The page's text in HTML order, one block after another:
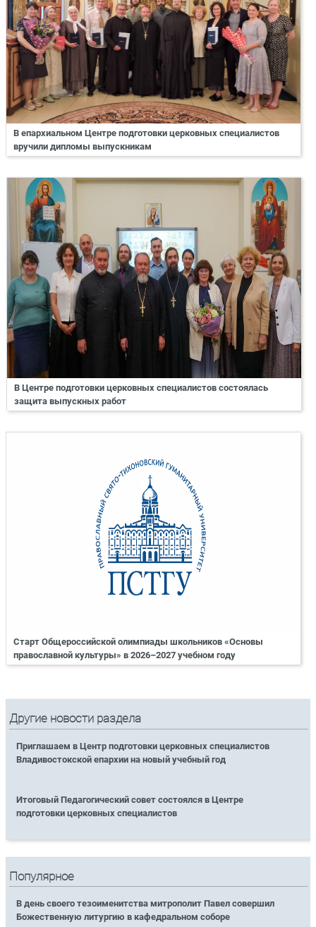
В епархиальном Центре подготовки церковных специалистов
вручили дипломы выпускникам
В Центре подготовки церковных специалистов состоялась
защита выпускных работ
Старт Общероссийской олимпиады школьников «Основы
православной культуры» в 2026–2027 учебном году
Другие новости раздела
Приглашаем в Центр подготовки церковных специалистов
Владивостокской епархии на новый учебный год
Итоговый Педагогический совет состоялся в Центре
подготовки церковных специалистов
Популярное
В день своего тезоименитства митрополит Павел совершил
Божественную литургию в кафедральном соборе